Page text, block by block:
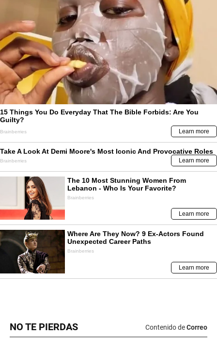
NO TE PIERDAS Contenido deCorreo